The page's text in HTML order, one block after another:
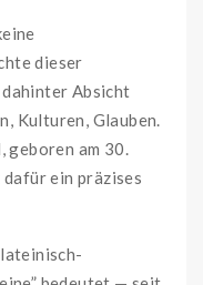
dieser
Absicht
Kulturen, Glauben.
geboren am 30.
ein präzises
lateinisch-